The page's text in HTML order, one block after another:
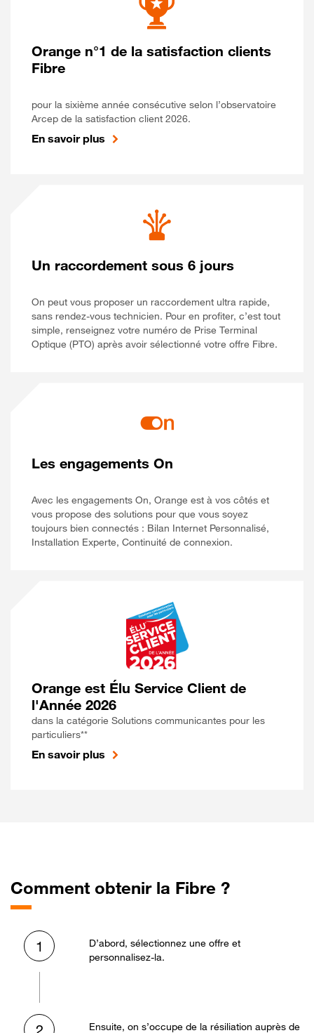
Orange n°1 de la satisfaction clients
Fibre
pour la sixième année consécutive selon l’observatoire
Arcep de la satisfaction client 2026.
En savoir plus
Un raccordement sous 6 jours
On peut vous proposer un raccordement ultra rapide,
sans rendez-vous technicien. Pour en profiter, c’est tout
simple, renseignez votre numéro de Prise Terminal
Optique (PTO) après avoir sélectionné votre offre Fibre.
Les engagements On
Avec les engagements On, Orange est à vos côtés et
vous propose des solutions pour que vous soyez
toujours bien connectés : Bilan Internet Personnalisé,
Installation Experte, Continuité de connexion.
Orange est Élu Service Client de
l'Année 2026
dans la catégorie Solutions communicantes pour les
particuliers**
En savoir plus
Comment obtenir la Fibre ?
1
D’abord, sélectionnez une offre et
personnalisez-la.
Ensuite, on s’occupe de la résiliation auprès de